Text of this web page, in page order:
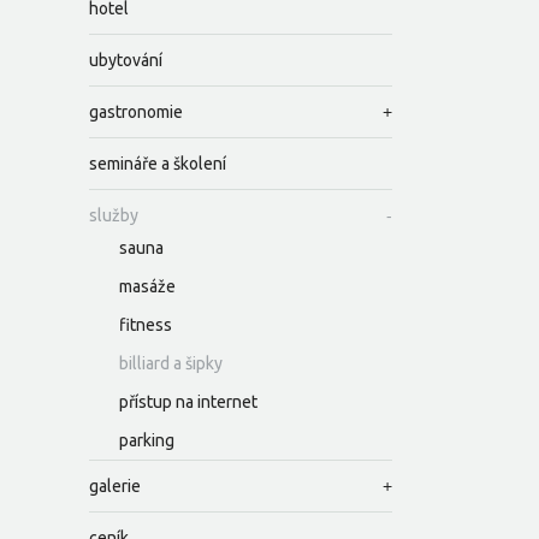
hotel
ubytování
gastronomie
semináře a školení
služby
sauna
masáže
fitness
billiard a šipky
přístup na internet
parking
galerie